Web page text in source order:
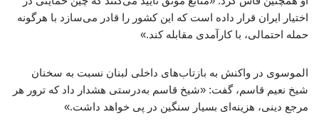
اختیار ایران قرار داده است که این کشور را قادر می‌سازد با هرگونه
حمله احتمالی، با کارآمدی مقابله کند.»
الموسوی در واکنش به بازتاب‌های داخلی لبنان نسبت به سخنان
شیخ نعیم قاسم، گفت: «شیخ قاسم به‌درستی هشدار داد که ترور هر
مرجع دینی، هزینه‌ای بسیار سنگین در پی خواهد داشت.»